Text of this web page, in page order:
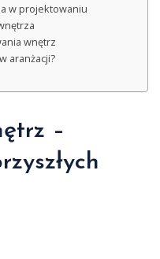
w projektowaniu
wnętrz
aranżacji?
–